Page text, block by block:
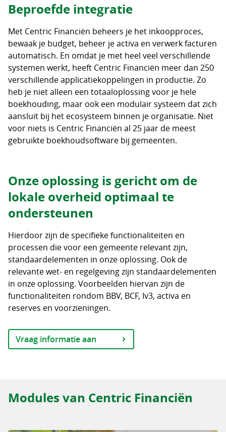
Beproefde integratie
Met Centric Financiën beheers je het inkoopproces,
bewaak je budget, beheer je activa en verwerk facturen
automatisch. En omdat je met heel veel verschillende
systemen werkt, heeft Centric Financiën meer dan 250
verschillende applicatiekoppelingen in productie. Zo
heb je niet alleen een totaaloplossing voor je hele
boekhouding, maar ook een modulair systeem dat zich
aansluit bij het ecosysteem binnen je organisatie. Niet
voor niets is Centric Financiën al 25 jaar de meest
gebruikte boekhoudsoftware bij gemeenten.
Onze oplossing is gericht om de
lokale overheid optimaal te
ondersteunen
Hierdoor zijn de specifieke functionaliteiten en
processen die voor een gemeente relevant zijn,
standaardelementen in onze oplossing. Ook de
relevante wet- en regelgeving zijn standaardelementen
in onze oplossing. Voorbeelden hiervan zijn de
functionaliteiten rondom BBV, BCF, Iv3, activa en
reserves en voorzieningen.
Vraag informatie aan
Modules van Centric Financiën